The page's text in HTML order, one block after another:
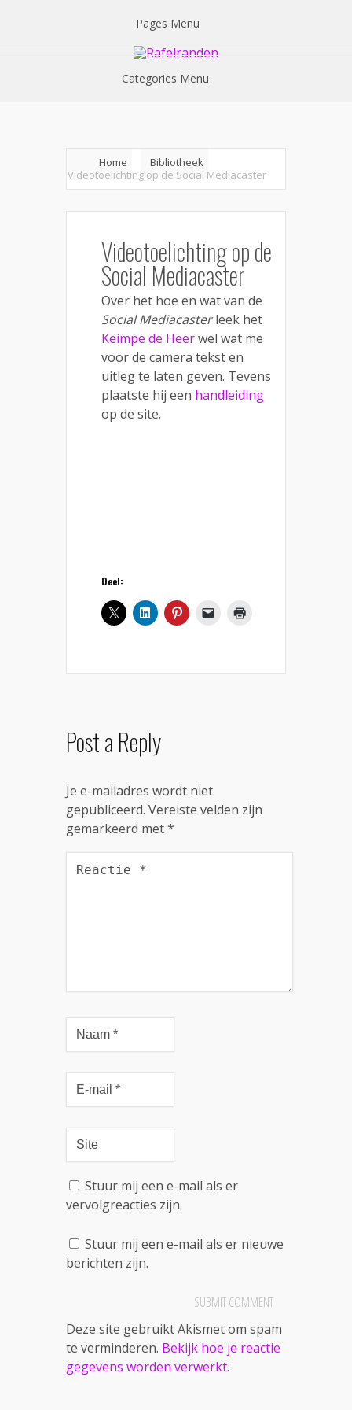
Pages Menu
Categories Menu
Home
Bibliotheek
Videotoelichting op de Social Mediacaster
Videotoelichting op de
Social Mediacaster
Over het hoe en wat van de
Social Mediacasterleek het
Keimpe de Heerwel wat me
voor de camera tekst en
uitleg te laten geven. Tevens
plaatste hij een handleiding
op de site.
Deel:
Post a Reply
Je e-mailadres wordt niet
gepubliceerd. Vereiste velden zijn
gemarkeerd met*
Stuur mij een e-mail als er
vervolgreacties zijn.
Stuur mij een e-mail als er nieuwe
berichten zijn.
Deze site gebruikt Akismet om spam
te verminderen. Bekijk hoe je reactie
gegevens worden verwerkt.